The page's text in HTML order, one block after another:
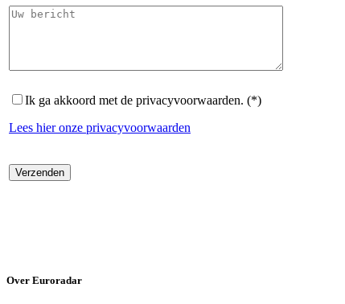
Ik ga akkoord met de privacyvoorwaarden. (*)
Lees hier onze privacyvoorwaarden
Over Euroradar